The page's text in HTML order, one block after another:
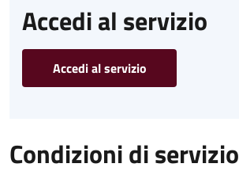
Accedi al servizio
Accedi al servizio
Condizioni di servizio